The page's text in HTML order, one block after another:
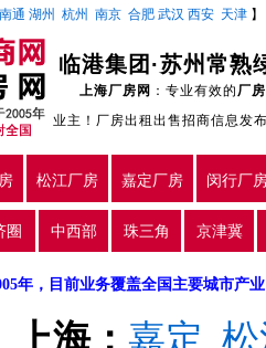
南通 湖州 杭州 南京 合肥 武汉 西安 天津 】
临港集团·苏州常
上海厂房网 ：专业有效的厂
业主！厂房出租出售招商信息发
松江厂房 嘉定厂房 闵行厂
圈 中西部 珠三角 京津冀
年，目前业务覆盖全国主要城市产
上海： 嘉定